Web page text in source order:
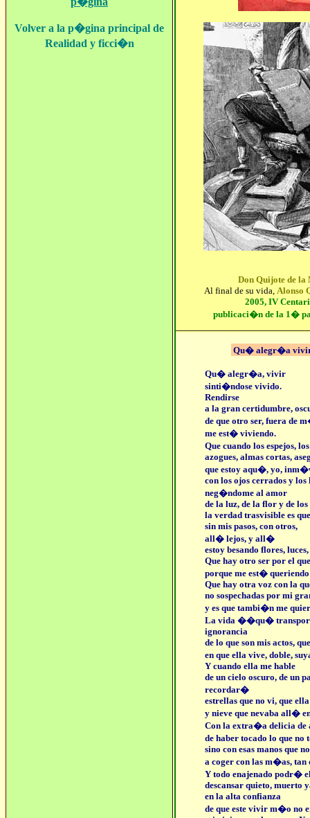
Volver a la p�gina principal de
Realidad y ficci�n
Don Quijote de la
Al final de su vida, Alonso
2005, IV
publicaci�n de la 1�
Qu� alegr�a
Qu� alegr�a, vivir
sinti�ndose vivido.
Rendirse
a la gran certidumbre,
de que otro ser, fuera de
me est� viviendo.
Que cuando los espejos,
azogues, almas cortas,
que estoy aqu�, yo,
con los ojos cerrados y los
neg�ndome al amor
de la luz, de la flor y de los
la verdad trasvisible es
sin mis pasos, con otros,
all� lejos, y all�
estoy besando flores,
Que hay otro ser por el
porque me est� queriendo
Que hay otra voz con la
no sospechadas por mi
y es que tambi�n me
La vida ��qu�
ignorancia
de lo que son mis actos,
en que ella vive, doble,
Y cuando ella me hable
de un cielo oscuro, de un
recordar�
estrellas que no vi, que
y nieve que nevaba all�
Con la extra�a delicia de
de haber tocado lo que no
sino con esas manos que
a coger con las m�as, tan
Y todo enajenado podr�
descansar quieto, muerto
en la alta confianza
de que este vivir m�o no